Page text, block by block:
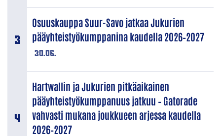
30.06.
Osuuskauppa Suur-Savo jatkaa Jukurien
pääyhteistyökumppanina kaudella 2026–2027
Hartwallin ja Jukurien pitkäaikainen
pääyhteistyökumppanuus jatkuu – Gatorade
vahvasti mukana joukkueen arjessa kaudella
2026–2027